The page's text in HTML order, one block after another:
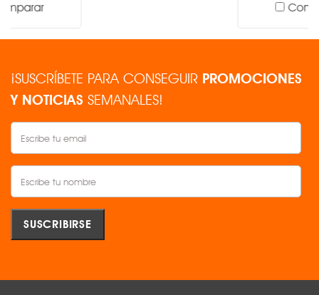
Comparar
¡SUSCRÍBETE PARA CONSEGUIR PROMOCIONES
Y NOTICIAS SEMANALES!